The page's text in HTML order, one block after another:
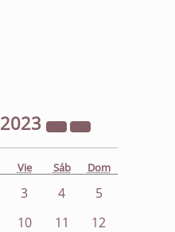
2023
Vie Sáb Dom
3 4
5
10 11
12